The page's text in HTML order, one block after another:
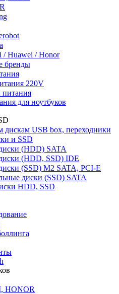
/ Huawei / Honor
бренды
220V
питания
для ноутбуков
дискам USB box, переходники
и SSD
(HDD) SATA
(HDD, SSD) IDE
(SSD) M2 SATA, PCI-E
диски (SSD) SATA
HDD, SSD
HONOR